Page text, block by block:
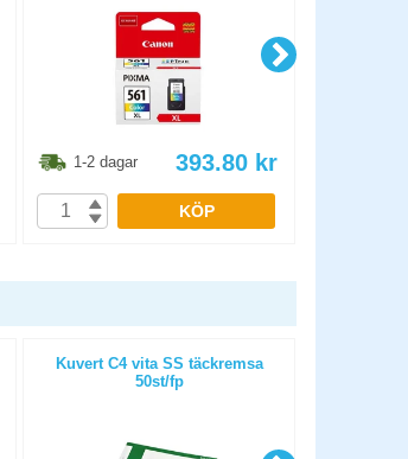
1-2 dagar 393.80 kr
KÖP
Kuvert C4 vita SS täckremsa
50st/fp